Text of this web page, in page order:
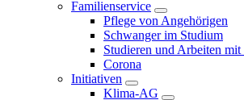
Familienservice
Pflege von Angehörigen
Schwanger im Studium
Studieren und Arbeiten
Corona
Initiativen
Klima-AG